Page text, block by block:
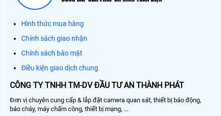
Hình thức mua hàng
Chính sách giao nhận
Chính sách bảo mật
Điều kiện giao dịch chung
CÔNG TY TNHH TM-DV ĐẦU TƯ AN THÀNH PHÁT
Đơn vị chuyên cung cấp & lắp đặt camera quan sát, thiết bị báo động,
báo cháy, máy chấm công, thiết bị mạng, ...